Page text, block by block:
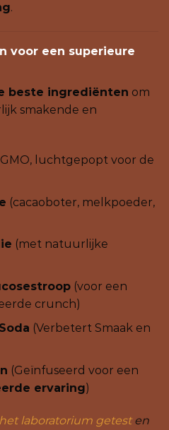
.
voor een superieure
beste ingrediënten om
smakende en
luchtgepopt voor de
(cacaoboter, melkpoeder,
(met natuurlijke
(voor een
crunch)
(Verbetert Smaak en
(Geïnfuseerd voor een
ervaring)
laboratorium getesten